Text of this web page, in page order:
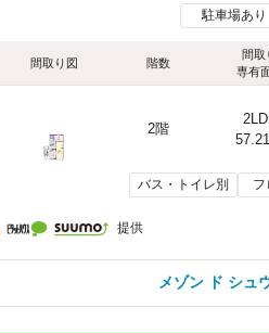
駐車場あり
間取り図 階数
間取
専有
2階
バス・トイレ別 フ
提供
メゾン ド シュ